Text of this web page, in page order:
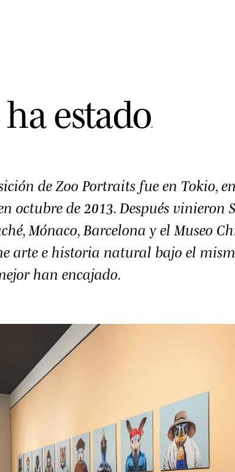
ha estado.
de Zoo Portraits fue en Tokio,
octubre de 2013. Después vinieron
Mónaco, Barcelona y el Museo
arte e historia natural bajo el
han encajado.